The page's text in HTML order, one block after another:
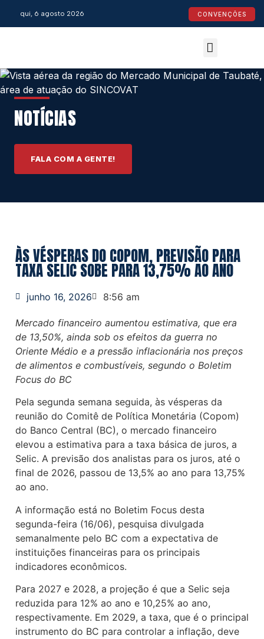
qui, 6 agosto 2026 CONVENÇÕES
NOTÍCIAS
FALA COM A GENTE!
ÀS VÉSPERAS DO COPOM, PREVISÃO PARA
TAXA SELIC SOBE PARA 13,75% AO ANO
junho 16, 2026 8:56 am
Mercado financeiro aumentou estimativa, que era
de 13,50%, ainda sob os efeitos da guerra no
Oriente Médio e a pressão inflacionária nos preços
de alimentos e combustíveis, segundo o Boletim
Focus do BC
Pela segunda semana seguida, às vésperas da
reunião do Comitê de Política Monetária (Copom)
do Banco Central (BC), o mercado financeiro
elevou a estimativa para a taxa básica de juros, a
Selic. A previsão dos analistas para os juros, até o
final de 2026, passou de 13,5% ao ano para 13,75%
ao ano.
A informação está no Boletim Focus desta
segunda-feira (16/06), pesquisa divulgada
semanalmente pelo BC com a expectativa de
instituições financeiras para os principais
indicadores econômicos.
Para 2027 e 2028, a projeção é que a Selic seja
reduzida para 12% ao ano e 10,25% ao ano,
respectivamente. Em 2029, a taxa, que é o principal
instrumento do BC para controlar a inflação, deve